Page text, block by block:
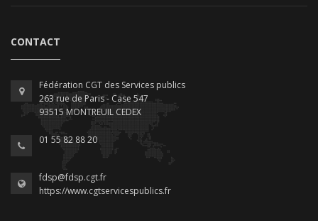
CONTACT
Fédération CGT des Services publics
263 rue de Paris - Case 547
93515 MONTREUIL CEDEX
01 55 82 88 20
fdsp@fdsp.cgt.fr
https://www.cgtservicespublics.fr